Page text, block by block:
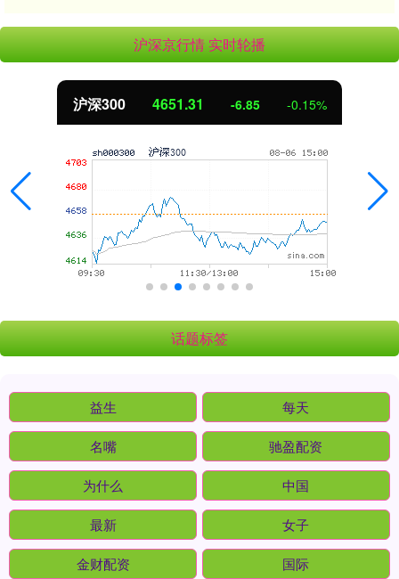
沪深京行情 实时轮播
沪深300 4651.31 -6.85 -0.15%
话题标签
益生 每天
名嘴 驰盈配资
为什么 中国
最新 女子
金财配资 国际